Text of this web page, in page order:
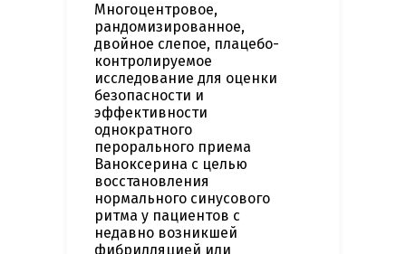
Многоцентровое,
рандомизированное,
двойное слепое, плацебо-
контролируемое
исследование для оценки
безопасности и
эффективности
однократного
перорального приема
Ваноксерина с целью
восстановления
нормального синусового
ритма у пациентов с
недавно возникшей
фибрилляцией или